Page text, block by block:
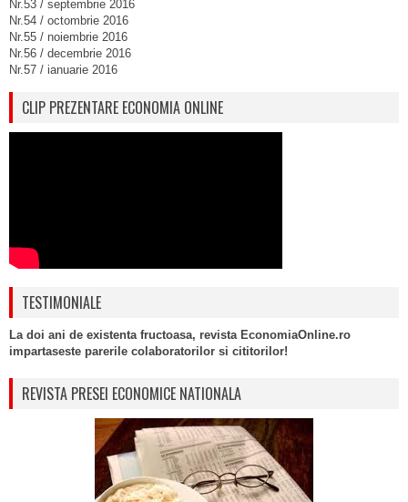
Nr.53 / septembrie 2016
Nr.54 / octombrie 2016
Nr.55 / noiembrie 2016
Nr.56 / decembrie 2016
Nr.57 / ianuarie 2016
CLIP PREZENTARE ECONOMIA ONLINE
TESTIMONIALE
La doi ani de existenta fructoasa, revista EconomiaOnline.ro
impartaseste parerile colaboratorilor si cititorilor!
REVISTA PRESEI ECONOMICE NATIONALA